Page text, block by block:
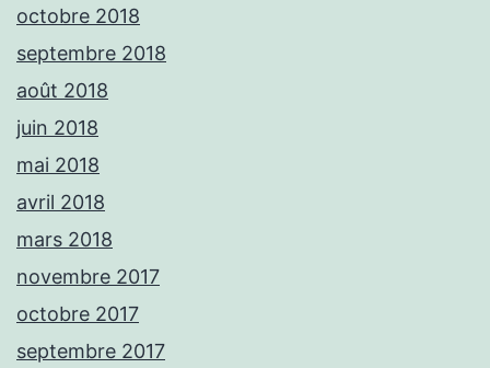
octobre 2018
septembre 2018
août 2018
juin 2018
mai 2018
avril 2018
mars 2018
novembre 2017
octobre 2017
septembre 2017